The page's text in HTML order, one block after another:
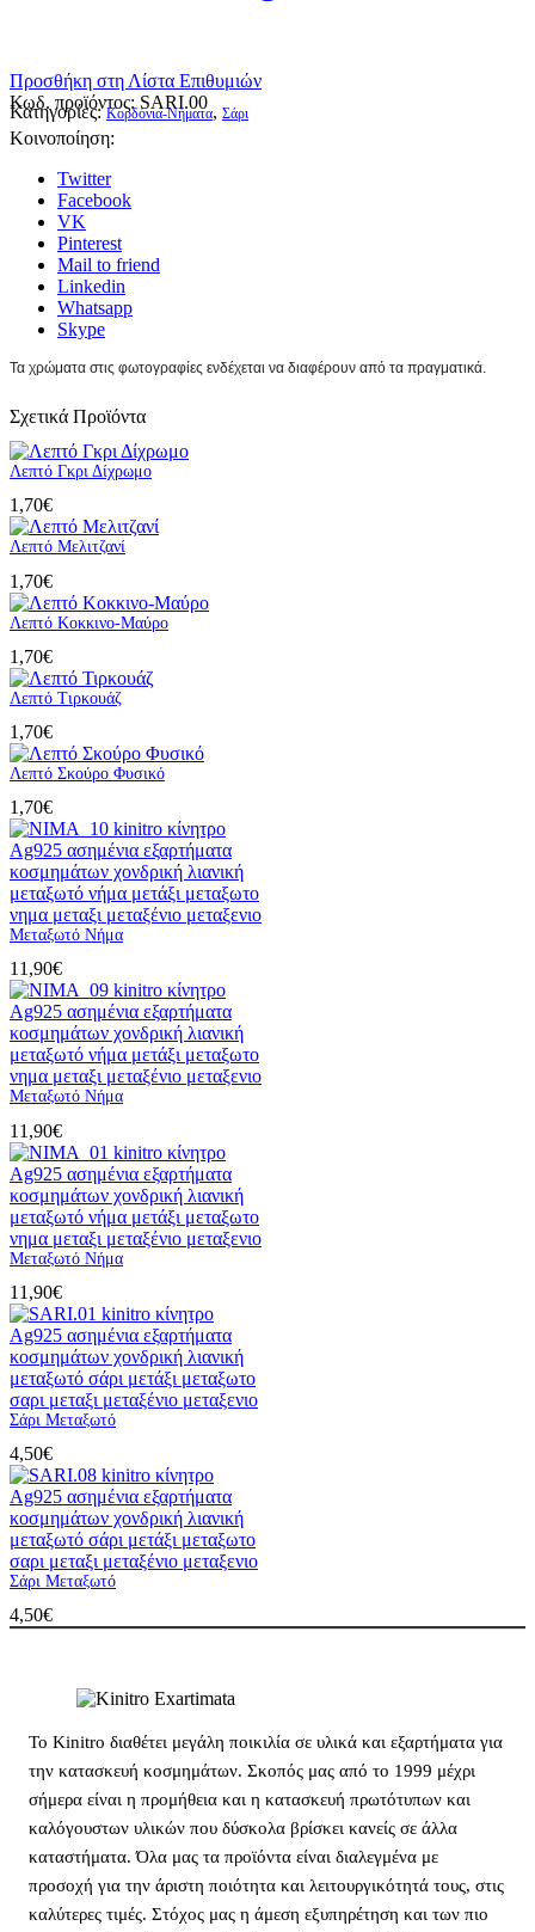
Προσθήκη στη Λίστα Επιθυμιών
Κωδ. προϊόντος: SARI.00
Κατηγορίες:Κορδόνια-Νήματα, Σάρι
Κοινοποίηση:
Twitter
Facebook
VK
Pinterest
Mail to friend
Linkedin
Whatsapp
Skype
Τα χρώματα στις φωτογραφίες ενδέχεται να διαφέρουν από τα πραγματικά.
Σχετικά Προϊόντα
Λεπτό Γκρι Δίχρωμο
1,70€
Λεπτό Μελιτζανί
1,70€
Λεπτό Κοκκινο-Μαύρο
1,70€
Λεπτό Τιρκουάζ
1,70€
Λεπτό Σκούρο Φυσικό
1,70€
Μεταξωτό Νήμα
11,90€
Μεταξωτό Νήμα
11,90€
Μεταξωτό Νήμα
11,90€
Σάρι Μεταξωτό
4,50€
Σάρι Μεταξωτό
4,50€
Το Kinitro διαθέτει μεγάλη ποικιλία σε υλικά και εξαρτήματα για
την κατασκευή κοσμημάτων. Σκοπός μας από το 1999 μέχρι
σήμερα είναι η προμήθεια και η κατασκευή πρωτότυπων και
καλόγουστων υλικών που δύσκολα βρίσκει κανείς σε άλλα
καταστήματα. Όλα μας τα προϊόντα είναι διαλεγμένα με
προσοχή για την άριστη ποιότητα και λειτουργικότητά τους, στις
καλύτερες τιμές. Στόχος μας η άμεση εξυπηρέτηση και των πιο